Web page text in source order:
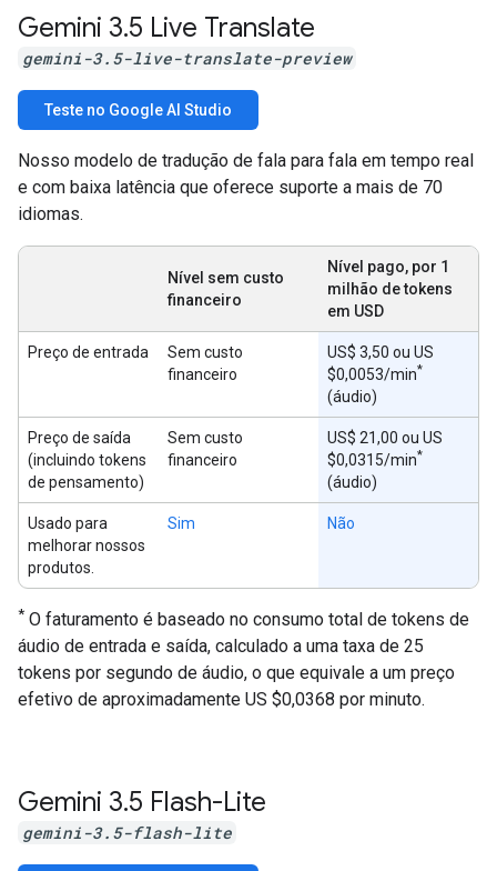
Gemini 3.5 Live Translate
gemini-3.5-live-translate-preview
Teste no Google AI Studio
Nosso modelo de tradução de fala para fala em tempo real
e com baixa latência que oferece suporte a mais de 70
idiomas.
Nível sem custo
financeiro
Nível pago, por 1
milhão de tokens
em USD
Preço de entrada
Sem custo
financeiro
US$ 3,50 ou US
$0,0053/min*
(áudio)
Preço de saída
(incluindo tokens
de pensamento)
Sem custo
financeiro
US$ 21,00 ou US
$0,0315/min*
(áudio)
Usado para
melhorar nossos
produtos.
Sim Não
* O faturamento é baseado no consumo total de tokens de
áudio de entrada e saída, calculado a uma taxa de 25
tokens por segundo de áudio, o que equivale a um preço
efetivo de aproximadamente US $0,0368 por minuto.
Gemini 3.5 Flash-Lite
gemini-3.5-flash-lite